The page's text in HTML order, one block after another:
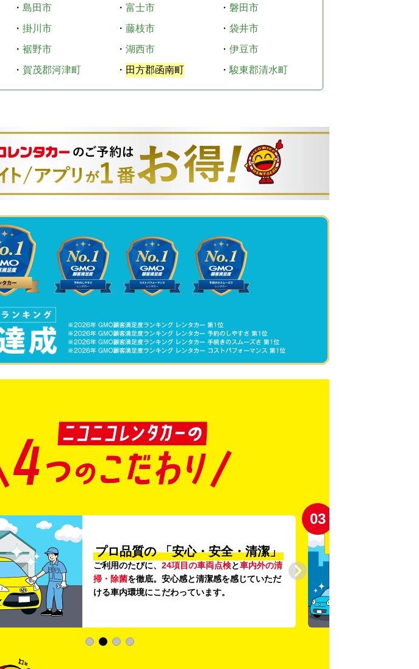
・ 島田市 ・ 富士市 ・ 磐田市
・ 掛川市 ・ 藤枝市 ・ 袋井市
・ 裾野市 ・ 湖西市 ・ 伊豆市
・ 賀茂郡河津町 ・ 田方郡函南町 ・ 駿東郡清水町
プロ品質の 「安心・安全・清潔」
ご利用のたびに、 24項目の車両点検と車内外の清
掃・除菌を徹底。安心感と清潔感を感じていただ
ける車内環境にこだわっています。
03